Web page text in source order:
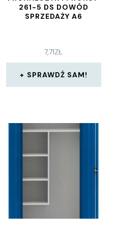
261-5 DS DOWÓD
SPRZEDAŻY A6
7,71ZŁ
SPRAWDŹ SAM!